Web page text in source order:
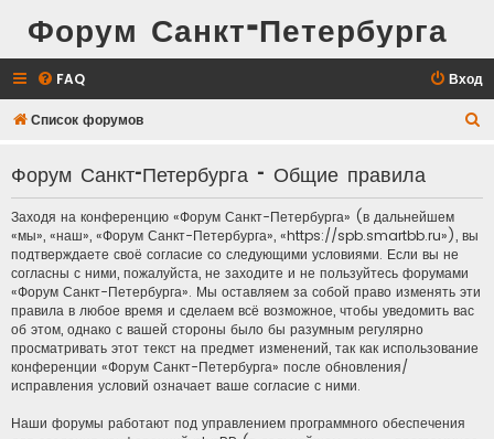
Форум Санкт-Петербурга
FAQ Вход
Список форумов
с
Форум Санкт-Петербурга - Общие правила
Заходя на конференцию «Форум Санкт-Петербурга» (в дальнейшем
«мы», «наш», «Форум Санкт-Петербурга», «https://spb.smartbb.ru»), вы
подтверждаете своё согласие со следующими условиями. Если вы не
согласны с ними, пожалуйста, не заходите и не пользуйтесь форумами
«Форум Санкт-Петербурга». Мы оставляем за собой право изменять эти
правила в любое время и сделаем всё возможное, чтобы уведомить вас
об этом, однако с вашей стороны было бы разумным регулярно
просматривать этот текст на предмет изменений, так как использование
конференции «Форум Санкт-Петербурга» после обновления/
исправления условий означает ваше согласие с ними.
Наши форумы работают под управлением программного обеспечения